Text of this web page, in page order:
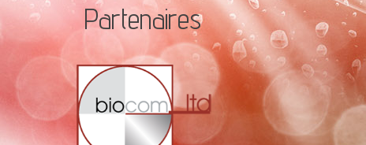
Partenaires